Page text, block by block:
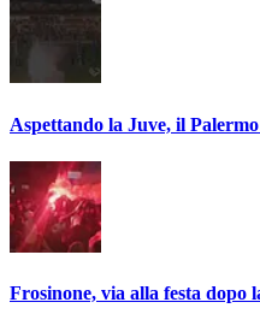
Aspettando la Juve, il
Frosinone, via alla festa dopo